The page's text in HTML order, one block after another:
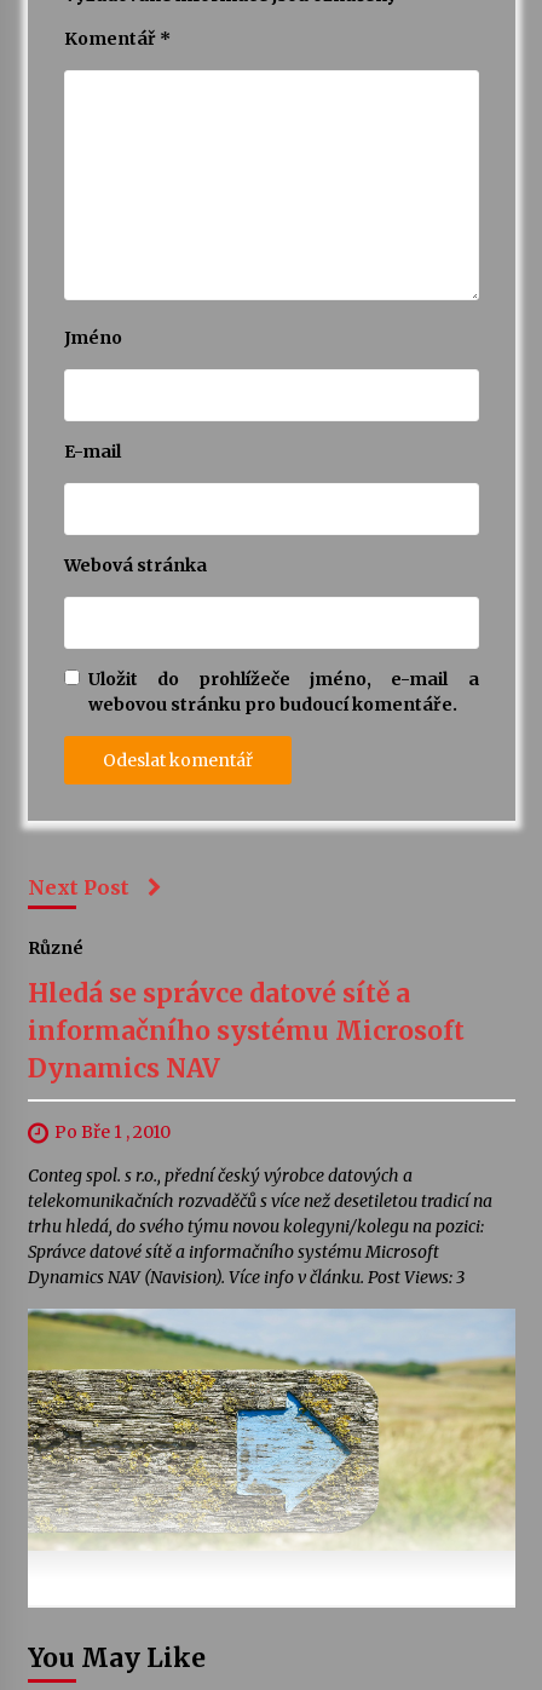
Komentář *
Jméno
E-mail
Webová stránka
Uložit do prohlížeče jméno, e-mail a
webovou stránku pro budoucí komentáře.
Next Post
Různé
Hledá se správce datové sítě a
informačního systému Microsoft
Dynamics NAV
Po Bře 1 , 2010
Conteg spol. s r.o., přední český výrobce datových a
telekomunikačních rozvaděčů s více než desetiletou tradicí na
trhu hledá, do svého týmu novou kolegyni/kolegu na pozici:
Správce datové sítě a informačního systému Microsoft
Dynamics NAV (Navision). Více info v článku. Post Views: 3
You May Like